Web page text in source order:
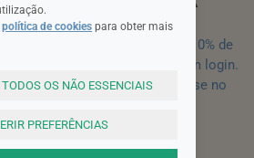
e receba um cupão de 10% de
encomenda efetuada com login.
deverá primeiro registar-se no
política de cookies para obter mais
TODOS OS NÃO ESSENCIAIS
PREFERÊNCIAS